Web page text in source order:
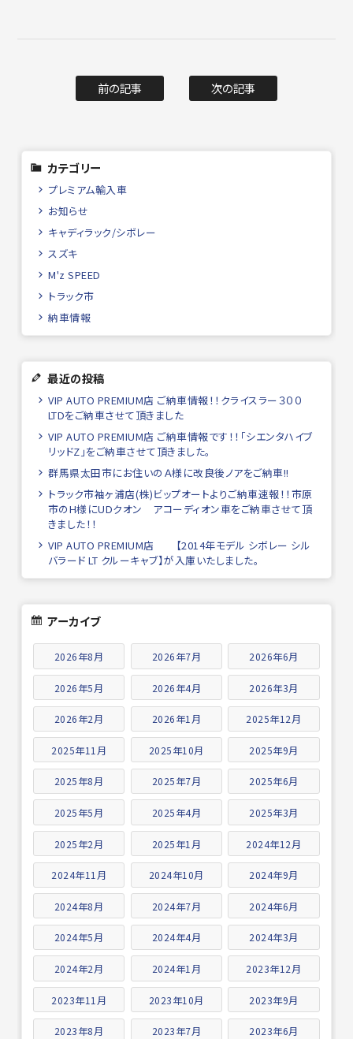
前の記事 次の記事
カテゴリー
プレミアム輸入車
お知らせ
キャディラック/シボレー
スズキ
M'z SPEED
トラック市
納車情報
最近の投稿
VIP AUTO PREMIUM店 ご納車情報！！クライスラー３００
LTDをご納車させて頂きました
VIP AUTO PREMIUM店 ご納車情報です！！「シエンタハイブ
リッドZ」をご納車させて頂きました。
群馬県太田市にお住いのＡ様に改良後ノアをご納車!!
トラック市袖ヶ浦店(株)ビップオートよりご納車速報！！市原
市のH様にUDクオン アコーディオン車をご納車させて頂
きました！！
VIP AUTO PREMIUM店 【2014年モデル シボレー シル
バラード LT クルーキャブ】が入庫いたしました。
アーカイブ
2026年8月 2026年7月 2026年6月
2026年5月 2026年4月 2026年3月
2026年2月 2026年1月 2025年12月
2025年11月 2025年10月 2025年9月
2025年8月 2025年7月 2025年6月
2025年5月 2025年4月 2025年3月
2025年2月 2025年1月 2024年12月
2024年11月 2024年10月 2024年9月
2024年8月 2024年7月 2024年6月
2024年5月 2024年4月 2024年3月
2024年2月 2024年1月 2023年12月
2023年11月 2023年10月 2023年9月
2023年8月 2023年7月 2023年6月